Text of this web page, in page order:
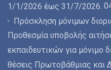
1/1/2026 έως 31/7/2026.
Πρόσκληση μόνιμων
Προθεσμία υποβολής
εκπαιδευτικών για μόνιμο
θέσεις Πρωτοβάθμιας και